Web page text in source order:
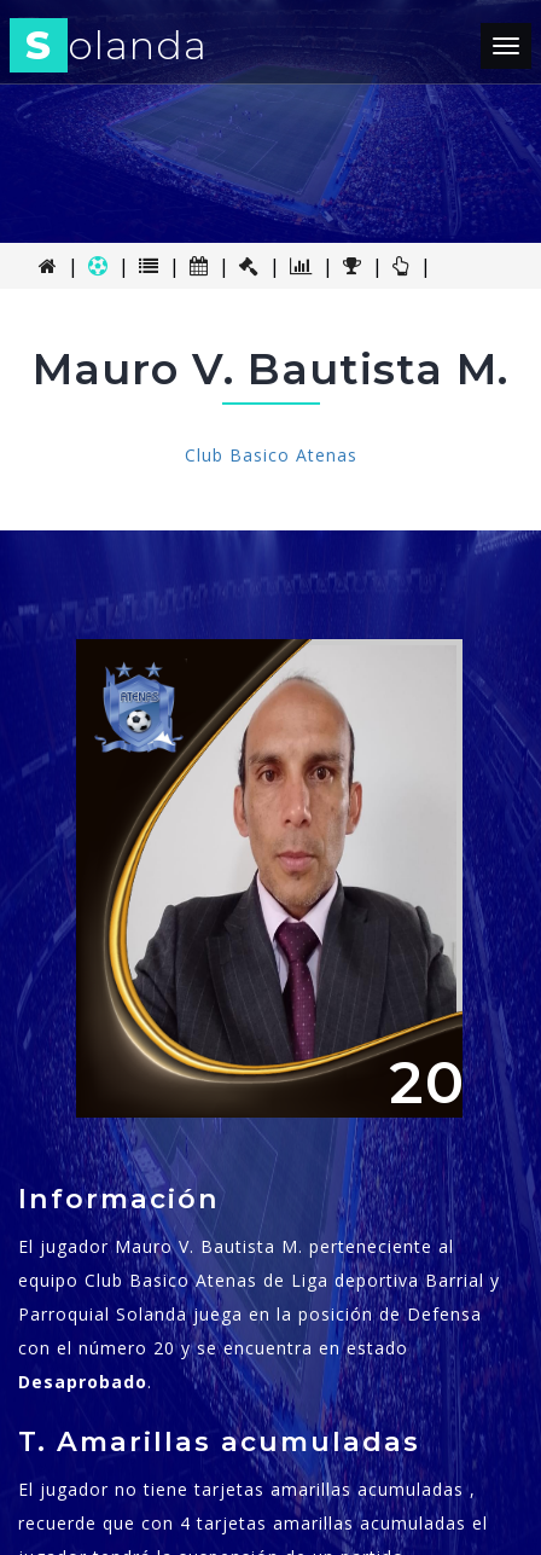
S olanda
| | | | | | | |
Mauro V. Bautista M.
Club Basico Atenas
20
Información
El jugador Mauro V. Bautista M. perteneciente al
equipo Club Basico Atenas de Liga deportiva Barrial y
Parroquial Solanda juega en la posición de Defensa
con el número 20 y se encuentra en estado
Desaprobado.
T. Amarillas acumuladas
El jugador no tiene tarjetas amarillas acumuladas ,
recuerde que con 4 tarjetas amarillas acumuladas el